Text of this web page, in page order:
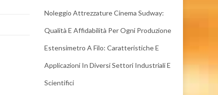
Noleggio Attrezzature Cinema Sudway:
Qualità E Affidabilità Per Ogni Produzione
Estensimetro A Filo: Caratteristiche E
Applicazioni In Diversi Settori Industriali E
Scientifici